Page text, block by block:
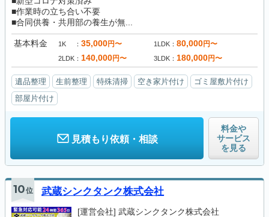
■作業時の立ち合い不要
■合同供養・共用部の養生が無...
基本料金 1K 35,000円〜 1LDK 80,000円〜
2LDK 140,000円〜 3LDK 180,000円〜
遺品整理 生前整理 特殊清掃 空き家片付け
ゴミ屋敷片付け
部屋片付け
見積もり依頼・相談
料金や
サービス
を見る
10位 武蔵シンクタンク株式会社
[運営会社] 武蔵シンクタンク株式会社